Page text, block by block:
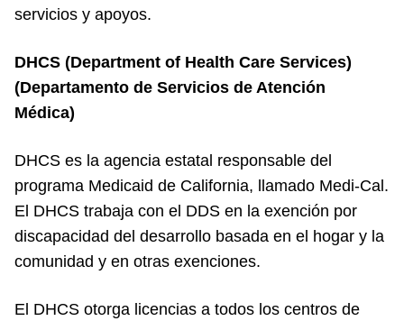
servicios y apoyos.
DHCS (Department of Health Care Services)
(Departamento de Servicios de Atención
Médica)
DHCS es la agencia estatal responsable del
programa Medicaid de California, llamado Medi-Cal.
El DHCS trabaja con el DDS en la exención por
discapacidad del desarrollo basada en el hogar y la
comunidad y en otras exenciones.
El DHCS otorga licencias a todos los centros de